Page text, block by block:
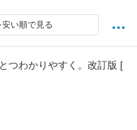
安い順で見る
つわかりやすく。改訂版 [